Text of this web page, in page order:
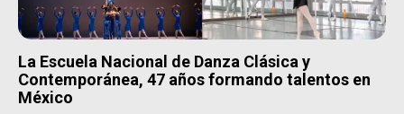
La Escuela Nacional de Danza Clásica y
Contemporánea, 47 años formando talentos en
México